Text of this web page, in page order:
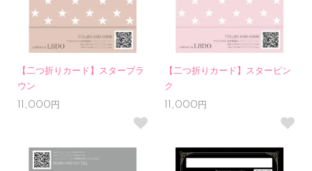
【二つ折りカード】スターブラ
ウン
11,000円
【二つ折りカード】スターピン
ク
11,000円